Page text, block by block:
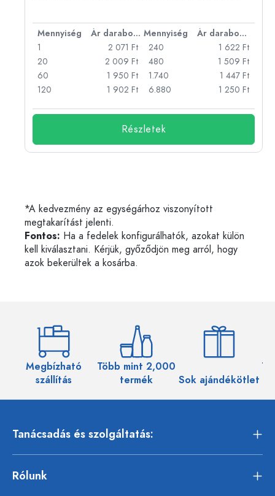
Mennyiség Ár darabonként Mennyiség
Ár darabonként
1
2 071 Ft
20
2 009 Ft
60
1 950 Ft
120
1 902 Ft
240
1 622 Ft
480
1 509 Ft
1.740
1 447 Ft
6.880
1 250 Ft
Részletek
*A kedvezmény az egységárhoz viszonyított
megtakarítást jelenti.
Fontos: Ha a fedelek konfigurálhatók, azokat külön
kell kiválasztani. Kérjük, győződjön meg arról, hogy
azok bekerültek a kosárba.
Megbízható
szállítás
Több mint 2,000
termék
Sok ajándékötlet
Tanácsadás és szolgáltatás:
Rólunk